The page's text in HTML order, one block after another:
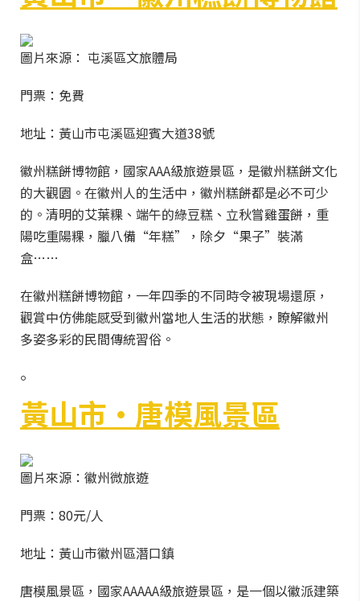
圖片來源： 屯溪區文旅體局
門票：免費
地址：黃山市屯溪區迎賓大道38號
徽州糕餅博物館，國家AAA級旅遊景區，是徽州糕餅文化
的大觀園。在徽州人的生活中，徽州糕餅都是必不可少
的。清明的艾葉粿、端午的綠豆糕、立秋嘗雞蛋餅，重
陽吃重陽粿，臘八備“年糕”，除夕“果子”裝滿
盒……
在徽州糕餅博物館，一年四季的不同時令被現場還原，
觀賞中仿佛能感受到徽州當地人生活的狀態，瞭解徽州
多姿多彩的民間傳統習俗。
。
黃山市·唐模風景區
圖片來源：徽州微旅遊
門票：80元/人
地址：黃山市徽州區潛口鎮
唐模風景區，國家AAAAA級旅遊景區，是一個以徽派建築